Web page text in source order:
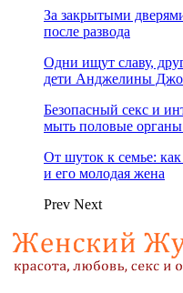
За закрытыми
после развода
Одни ищут славу,
дети Анджелины
Безопасный секс и
мыть половые
От шуток к семье:
и его молодая жена
Prev Next